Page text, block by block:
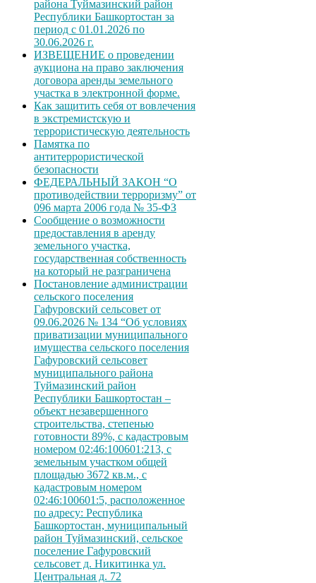
района Туймазинский район
Республики Башкортостан за
период с 01.01.2026 по
30.06.2026 г.
ИЗВЕЩЕНИЕ о проведении
аукциона на право заключения
договора аренды земельного
участка в электронной форме.
Как защитить себя от вовлечения
в экстремистскую и
террористическую деятельность
Памятка по
антитеррористической
безопасности
ФЕДЕРАЛЬНЫЙ ЗАКОН “О
противодействии терроризму” от
096 марта 2006 года № 35-ФЗ
Сообщение о возможности
предоставления в аренду
земельного участка,
государственная собственность
на который не разграничена
Постановление администрации
сельского поселения
Гафуровский сельсовет от
09.06.2026 № 134 “Об условиях
приватизации муниципального
имущества сельского поселения
Гафуровский сельсовет
муниципального района
Туймазинский район
Республики Башкортостан –
объект незавершенного
строительства, степенью
готовности 89%, с кадастровым
номером 02:46:100601:213, с
земельным участком общей
площадью 3672 кв.м., с
кадастровым номером
02:46:100601:5, расположенное
по адресу: Республика
Башкортостан, муниципальный
район Туймазинский, сельское
поселение Гафуровский
сельсовет д. Никитинка ул.
Центральная д. 72